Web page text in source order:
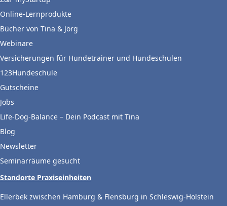
Online-Lernprodukte
Bücher von Tina & Jörg
Webinare
Versicherungen für Hundetrainer und Hundeschulen
123Hundeschule
Gutscheine
Jobs
Life-Dog-Balance – Dein Podcast mit Tina
Blog
Newsletter
Seminarräume gesucht
Standorte Praxiseinheiten
Ellerbek zwischen Hamburg & Flensburg in Schleswig-Holstein